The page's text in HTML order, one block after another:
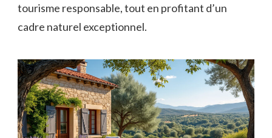
tourisme responsable, tout en profitant d’un
cadre naturel exceptionnel.